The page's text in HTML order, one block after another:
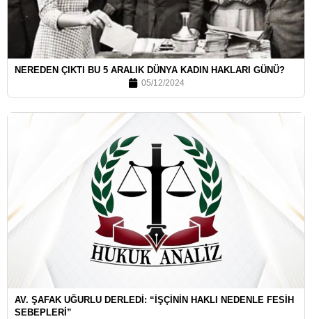
NEREDEN ÇIKTI BU 5 ARALIK DÜNYA KADIN HAKLARI GÜNÜ?
05/12/2024
AV. ŞAFAK UĞURLU DERLEDI: “İŞÇININ HAKLI NEDENLE FESIH
SEBEPLERI”